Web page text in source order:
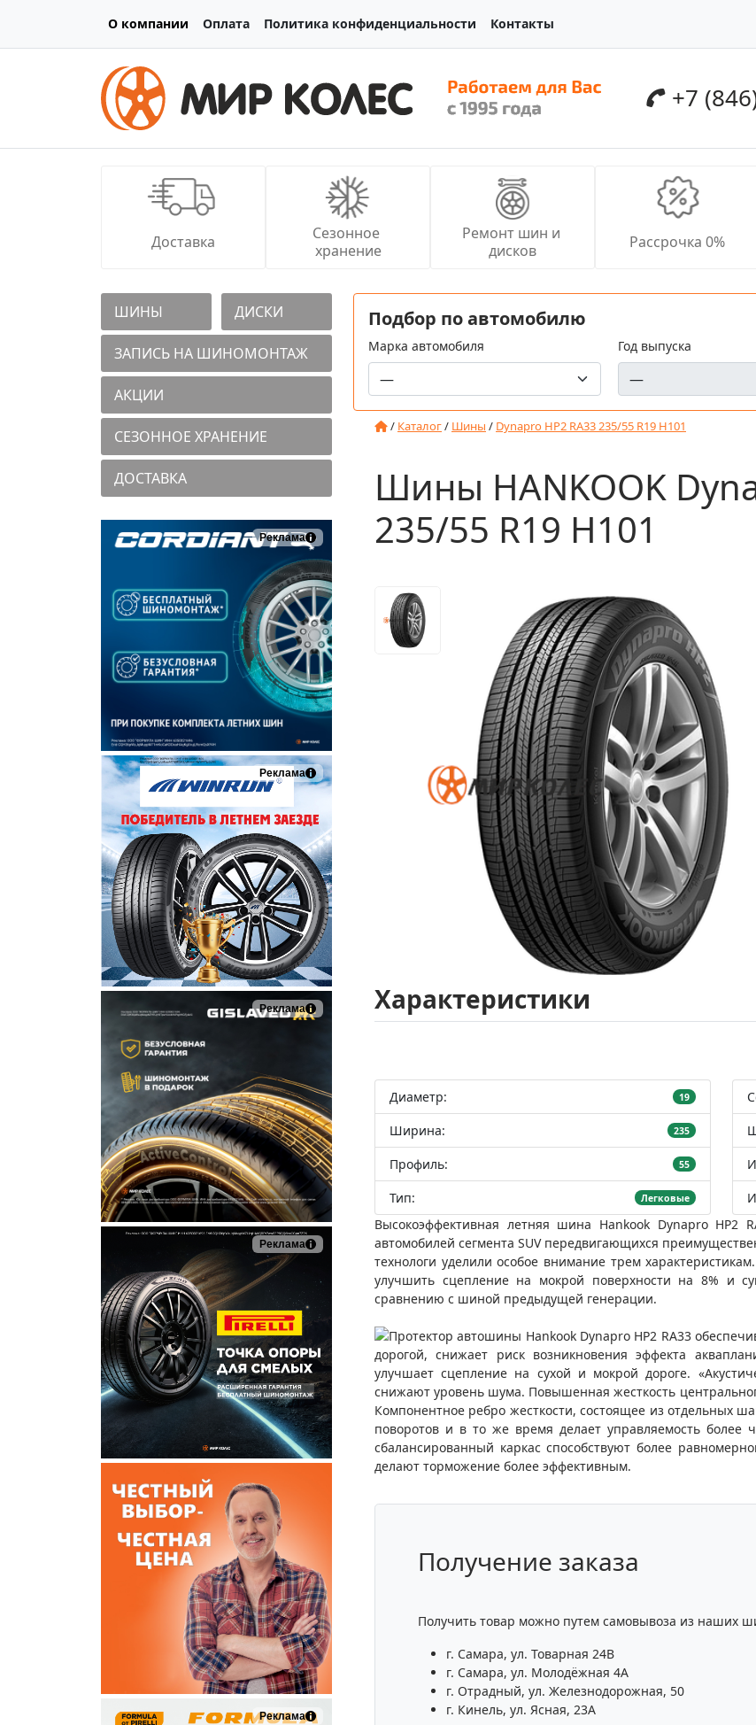
О компании Оплата Политика конфиденциальности Контакты
+7
Доставка
Сезонное
хранение
Ремонт шин и
дисков
Рассрочка 0%
ШИНЫ ДИСКИ
ЗАПИСЬ НА ШИНОМОНТАЖ
АКЦИИ
СЕЗОННОЕ ХРАНЕНИЕ
ДОСТАВКА
Реклама
Реклама
Реклама
Реклама
Реклама
Подбор по автомобилю
Марка автомобиля Год выпуска
/ Каталог/ Шины / Dynapro HP2 RA33 235/55 R19 H101
Шины HANKOOK
235/55 R19 H101
Характеристики
Диаметр: 19
Ширина: 235
Профиль: 55
Тип: Легковые
Высокоэффективная летняя шина Hankook Dynapro
автомобилей сегмента SUV передвигающихся
технологи уделили особое внимание трем
улучшить сцепление на мокрой поверхности на 8% и
сравнению с шиной предыдущей генерации.
Протектор автошины Hankook Dynapro HP2 RA33
дорогой, снижает риск возникновения эффекта
улучшает сцепление на сухой и мокрой дороге.
снижают уровень шума. Повышенная жесткость
Компонентное ребро жесткости, состоящее из отдельных
поворотов и в то же время делает управляемость
сбалансированный каркас способствуют более
делают торможение более эффективным.
Получение заказа
Получить товар можно путем самовывоза из наших
г. Самара, ул. Товарная 24В
г. Самара, ул. Молодёжная 4А
г. Отрадный, ул. Железнодорожная, 50
г. Кинель, ул. Ясная, 23А